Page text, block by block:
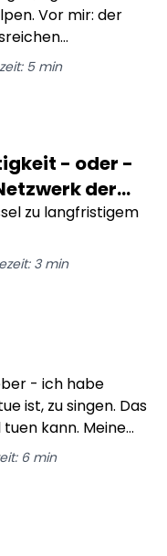
Vor mir: der
kreislauffähige
5min
- oder -
der
Erfolg
zu langfristigem
3min
- ich habe
ist, zu singen. Das
kann. Meine
ich immer
welchen
6min